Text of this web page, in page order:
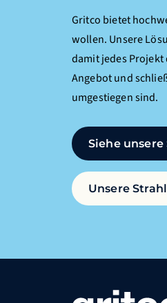
Gritco bietet
wollen. Unsere
damit jedes
Angebot und
umgestiegen sind.
Siehe
Unsere